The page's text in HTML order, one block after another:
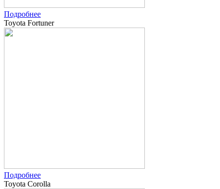
Подробнее
Toyota Fortuner
Подробнее
Toyota Corolla